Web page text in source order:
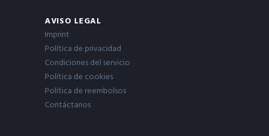
AVISO LEGAL
Imprint
Política de privacidad
Condiciones del servicio
Política de cookies
Política de reembolsos
Contáctanos